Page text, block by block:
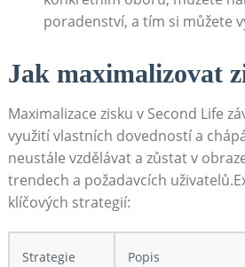
poradenství, a tím si můžete
Jak maximalizovat
Maximalizace zisku v Second Life
využití vlastních dovedností a
neustále vzdělávat a zůstat v
trendech a požadavcích
klíčových strategií:
Strategie Popis